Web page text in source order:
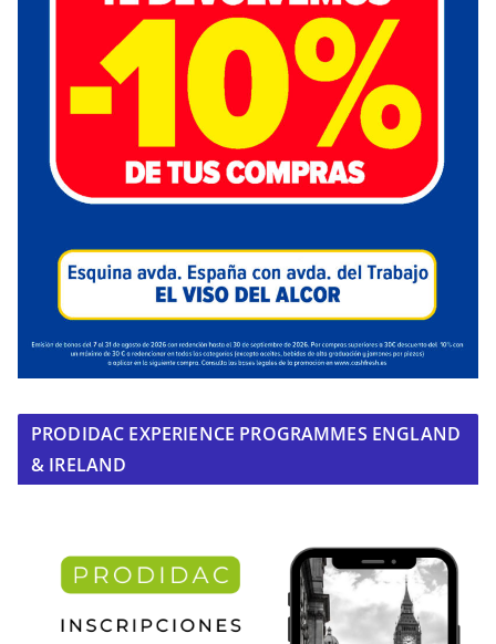
PRODIDAC EXPERIENCE PROGRAMMES ENGLAND
& IRELAND